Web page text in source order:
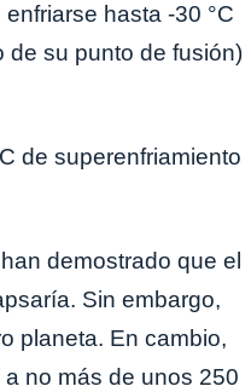
hasta -30 °C
de su punto de fusión)
de superenfriamiento
demostrado que el
Sin embargo,
planeta. En cambio,
no más de unos 250